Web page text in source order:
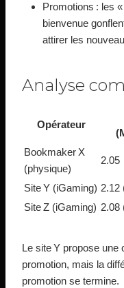
Promotions : les
bienvenue
attirer les
Analyse
Opérateur
Bookmaker X
(physique)
2.05
Site Y (iGaming) 2.12
Site Z (iGaming) 2.08
Le site Y propose une
promotion, mais la
promotion se termine.